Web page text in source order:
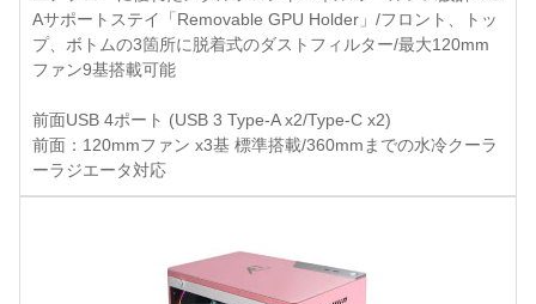
Aサポートステイ「Removable GPU Holder」/フロント、トッ
プ、ボトムの3箇所に脱着式のダストフィルター/最大120mm
ファン9基搭載可能
前面USB 4ポート (USB 3 Type-A x2/Type-C x2)
前面：120mmファン x3基 標準搭載/360mmまでの水冷クーラ
ーラジエータ対応